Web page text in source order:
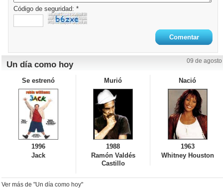
Código de seguridad: *
Un día como hoy 09 de agosto
Se estrenó
1996
Jack
Murió
1988
Ramón Valdés
Castillo
Nació
1963
Whitney Houston
Ver más de "Un día como hoy"